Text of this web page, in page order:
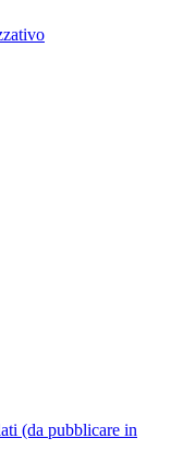
(da pubblicare in